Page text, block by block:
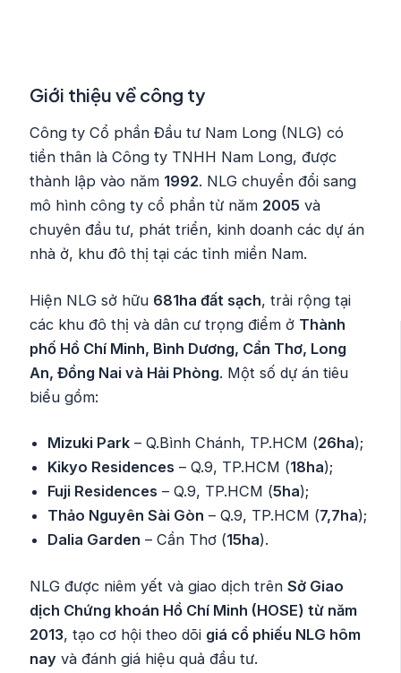
Giới thiệu về công ty
Công ty Cổ phần Đầu tư Nam Long (NLG) có
tiền thân là Công ty TNHH Nam Long, được
thành lập vào năm 1992. NLG chuyển đổi sang
mô hình công ty cổ phần từ năm 2005 và
chuyên đầu tư, phát triển, kinh doanh các dự án
nhà ở, khu đô thị tại các tỉnh miền Nam.
Hiện NLG sở hữu 681ha đất sạch, trải rộng tại
các khu đô thị và dân cư trọng điểm ở Thành
phố Hồ Chí Minh, Bình Dương, Cần Thơ, Long
An, Đồng Nai và Hải Phòng. Một số dự án tiêu
biểu gồm:
Mizuki Park – Q.Bình Chánh, TP.HCM (26ha);
Kikyo Residences – Q.9, TP.HCM (18ha);
Fuji Residences – Q.9, TP.HCM (5ha);
Thảo Nguyên Sài Gòn – Q.9, TP.HCM (7,7ha);
Dalia Garden – Cần Thơ (15ha).
NLG được niêm yết và giao dịch trênSở Giao
dịch Chứng khoán Hồ Chí Minh (HOSE) từ năm
2013, tạo cơ hội theo dõi giá cổ phiếu NLG hôm
nay và đánh giá hiệu quả đầu tư.